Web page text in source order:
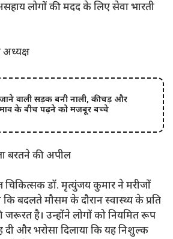
लोगों की मदद के लिए सेवा भारती
वाली सड़क बनी नाली, कीचड़ और
के बीच पढ़ने को मजबूर बच्चे
बरतने की अपील
चिकित्सक डॉ. मृत्युंजय कुमार ने मरीजों
बदलते मौसम के दौरान स्वास्थ्य के प्रति
जरूरत है। उन्होंने लोगों को नियमित रूप
और भरोसा दिलाया कि यह निशुल्क